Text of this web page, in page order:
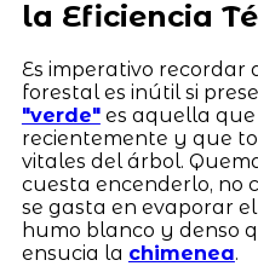
la Eficiencia
Es imperativo recordar
forestal es inútil si
"verde"es aquella que
recientemente y que
vitales del árbol.
cuesta encenderlo, no
se gasta en evaporar
humo blanco y denso
ensucia la chimenea.